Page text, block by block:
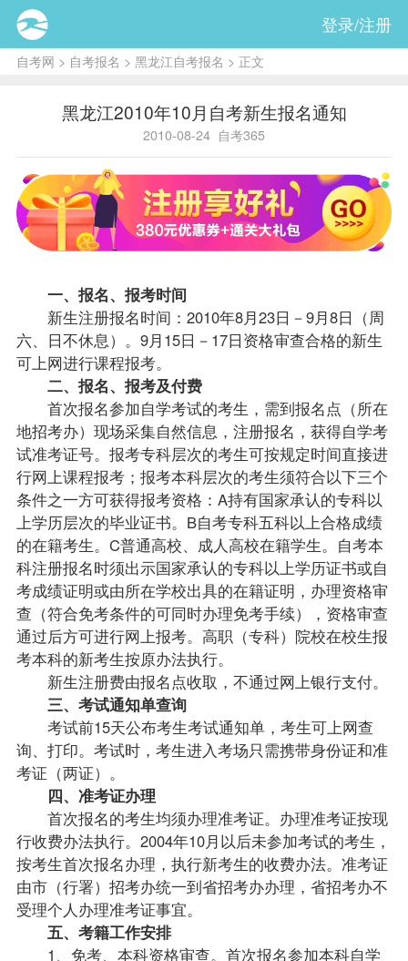
登录/注册
自考网 > 自考报名 > 黑龙江自考报名 > 正文
黑龙江2010年10月自考新生报名通知
2010-08-24 自考365
一、 报名、 报考时间
新生注册报名时间：2010年8月23日－9月8日（周
六、日不休息）。9月15日－17日资格审查合格的新生
可上网进行课程报考。
二、报名、报考及付费
首次报名参加自学考试的考生，需到报名点（所在
地招考办）现场采集自然信息，注册报名，获得自学考
试准考证号。报考专科层次的考生可按规定时间直接进
行网上课程报考；报考本科层次的考生须符合以下三个
条件之一方可获得报考资格：A持有国家承认的专科以
上学历层次的毕业证书。B自考专科五科以上合格成绩
的在籍考生。C普通高校、成人高校在籍学生。自考本
科注册报名时须出示国家承认的专科以上学历证书或自
考成绩证明或由所在学校出具的在籍证明，办理资格审
查（符合免考条件的可同时办理免考手续），资格审查
通过后方可进行网上报考。高职（专科）院校在校生报
考本科的新考生按原办法执行。
新生注册费由报名点收取，不通过网上银行支付。
三、考试通知单查询
考试前15天公布考生考试通知单，考生可上网查
询、打印。考试时，考生进入考场只需携带身份证和准
考证（两证）。
四、准考证办理
首次报名的考生均须办理准考证。办理准考证按现
行收费办法执行。2004年10月以后未参加考试的考生，
按考生首次报名办理，执行新考生的收费办法。准考证
由市（行署）招考办统一到省招考办办理，省招考办不
受理个人办理准考证事宜。
五、 考籍工作安排
1、免考、本科资格审查。首次报名参加本科自学